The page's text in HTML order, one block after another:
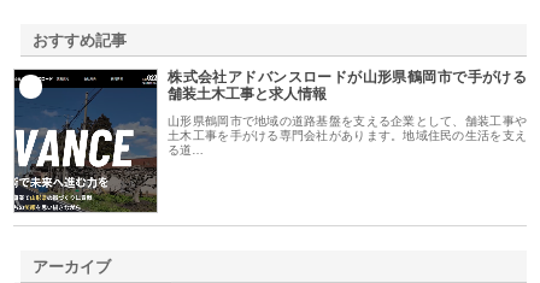
おすすめ記事
株式会社アドバンスロードが山形県鶴岡市で手がける
舗装土木工事と求人情報
山形県鶴岡市で地域の道路基盤を支える企業として、舗装工事や
土木工事を手がける専門会社があります。地域住民の生活を支え
る道…
アーカイブ